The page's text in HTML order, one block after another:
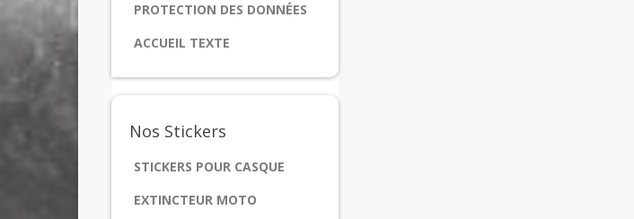
PROTECTION DES DONNÉES
ACCUEIL TEXTE
Nos Stickers
STICKERS POUR CASQUE
EXTINCTEUR MOTO